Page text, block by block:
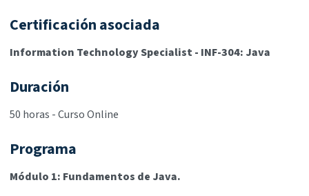
Certificación asociada
Information Technology Specialist - INF-304: Java
Duración
50 horas - Curso Online
Programa
Módulo 1: Fundamentos de Java.